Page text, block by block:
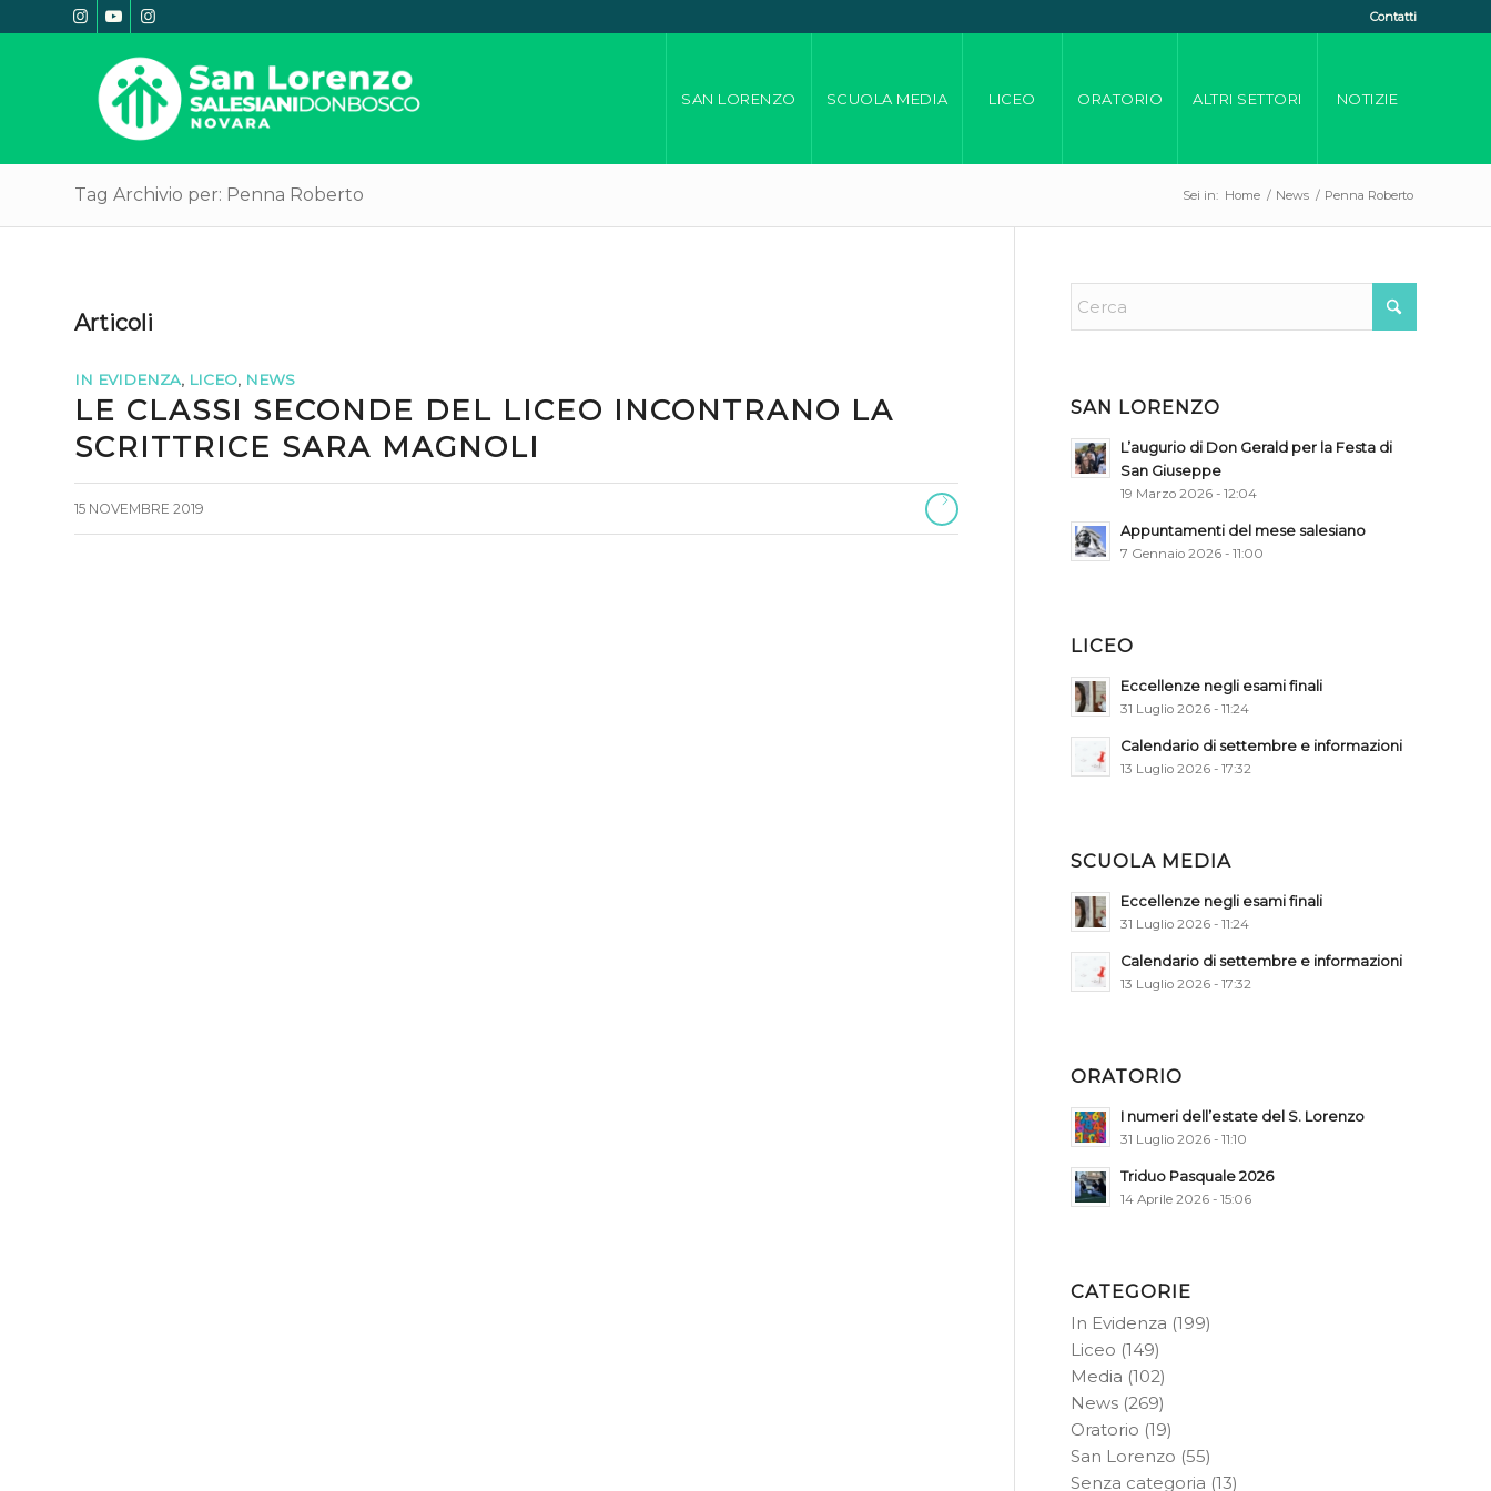
Contatti
SAN LORENZO SCUOLA MEDIA LICEO ORATORIO ALTRI SETTORI NOTIZIE
Tag Archivio per: Penna Roberto Sei in: Home / News / Penna Roberto
Articoli
IN EVIDENZA, LICEO, NEWS
LE CLASSI SECONDE DEL LICEO INCONTRANO LA
SCRITTRICE SARA MAGNOLI
15 NOVEMBRE 2019
SAN LORENZO
L’augurio di Don Gerald per la Festa di
San Giuseppe
19 Marzo 2026 - 12:04
Appuntamenti del mese salesiano
7 Gennaio 2026 - 11:00
LICEO
Eccellenze negli esami finali
31 Luglio 2026 - 11:24
Calendario di settembre e informazioni
13 Luglio 2026 - 17:32
SCUOLA MEDIA
Eccellenze negli esami finali
31 Luglio 2026 - 11:24
Calendario di settembre e informazioni
13 Luglio 2026 - 17:32
ORATORIO
I numeri dell’estate del S. Lorenzo
31 Luglio 2026 - 11:10
Triduo Pasquale 2026
14 Aprile 2026 - 15:06
CATEGORIE
In Evidenza (199)
Liceo (149)
Media (102)
News (269)
Oratorio (19)
San Lorenzo (55)
Senza categoria (13)